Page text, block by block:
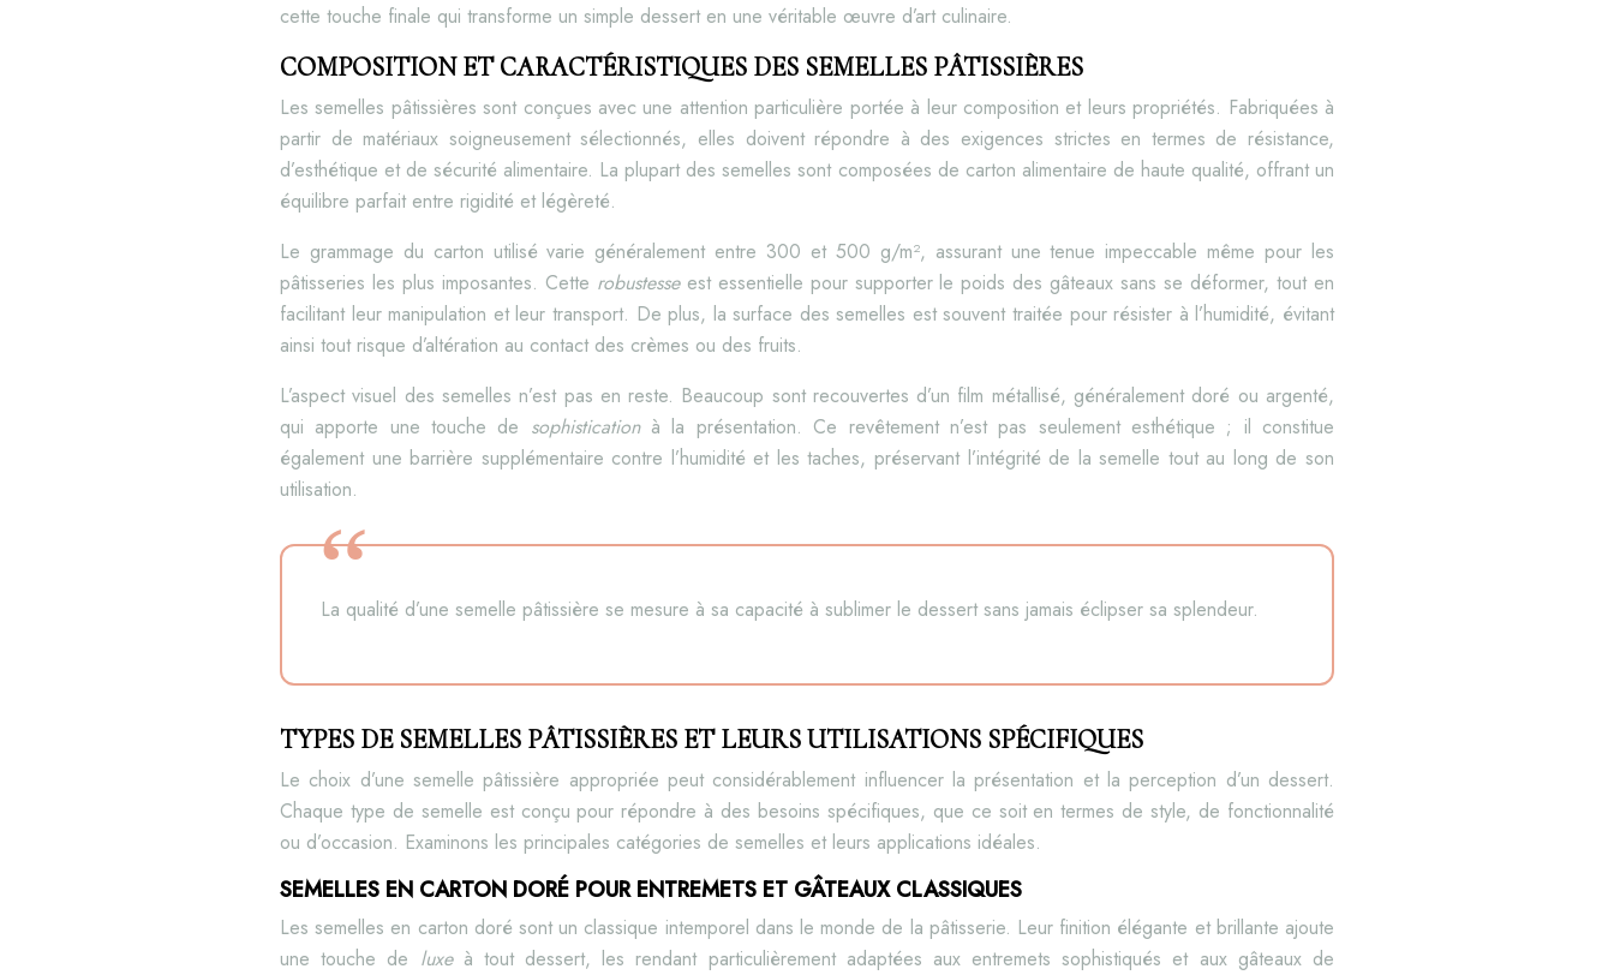
cette touche finale qui transforme un simple dessert en une véritable œuvre d’art culinaire.
COMPOSITION ET CARACTÉRISTIQUES DES SEMELLES PÂTISSIÈRES
Les semelles pâtissières sont conçues avec une attention particulière portée à leur composition et leurs propriétés. Fabriquées à
partir de matériaux soigneusement sélectionnés, elles doivent répondre à des exigences strictes en termes de résistance,
d’esthétique et de sécurité alimentaire. La plupart des semelles sont composées de carton alimentaire de haute qualité, offrant un
équilibre parfait entre rigidité et légèreté.
Le grammage du carton utilisé varie généralement entre 300 et 500 g/m², assurant une tenue impeccable même pour les
pâtisseries les plus imposantes. Cette robustesse est essentielle pour supporter le poids des gâteaux sans se déformer, tout en
facilitant leur manipulation et leur transport. De plus, la surface des semelles est souvent traitée pour résister à l’humidité, évitant
ainsi tout risque d’altération au contact des crèmes ou des fruits.
L’aspect visuel des semelles n’est pas en reste. Beaucoup sont recouvertes d’un film métallisé, généralement doré ou argenté,
qui apporte une touche de sophistication à la présentation. Ce revêtement n’est pas seulement esthétique ; il constitue
également une barrière supplémentaire contre l’humidité et les taches, préservant l’intégrité de la semelle tout au long de son
utilisation.
La qualité d’une semelle pâtissière se mesure à sa capacité à sublimer le dessert sans jamais éclipser sa splendeur.
TYPES DE SEMELLES PÂTISSIÈRES ET LEURS UTILISATIONS SPÉCIFIQUES
Le choix d’une semelle pâtissière appropriée peut considérablement influencer la présentation et la perception d’un dessert.
Chaque type de semelle est conçu pour répondre à des besoins spécifiques, que ce soit en termes de style, de fonctionnalité
ou d’occasion. Examinons les principales catégories de semelles et leurs applications idéales.
SEMELLES EN CARTON DORÉ POUR ENTREMETS ET GÂTEAUX CLASSIQUES
Les semelles en carton doré sont un classique intemporel dans le monde de la pâtisserie. Leur finition élégante et brillante ajoute
une touche de luxe à tout dessert, les rendant particulièrement adaptées aux entremets sophistiqués et aux gâteaux de